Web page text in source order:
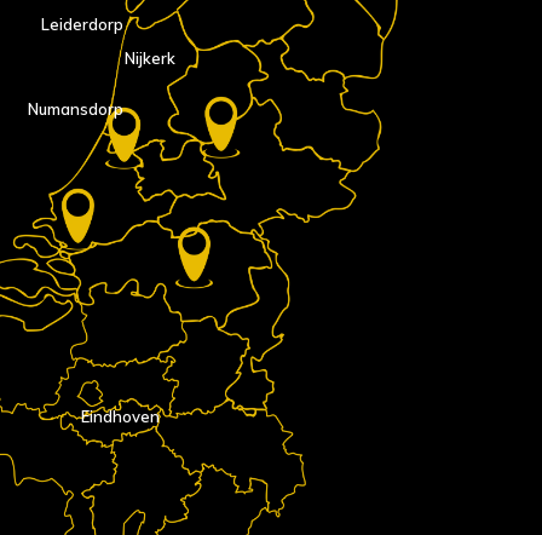
Eindhoven
Nijkerk
Numansdorp
Leiderdorp